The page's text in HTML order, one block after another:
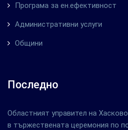
Програма за ен.ефективност
Административни услуги
Общини
Последно
Областният управител на
в тържествената церемония по